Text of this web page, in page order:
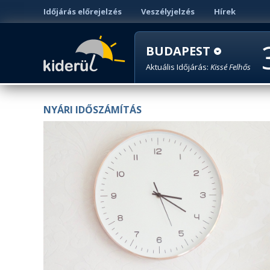
Időjárás előrejelzés Veszélyjelzés Hírek
BUDAPEST
Aktuális Időjárás: Kissé Felhős
NYÁRI IDŐSZÁMÍTÁS